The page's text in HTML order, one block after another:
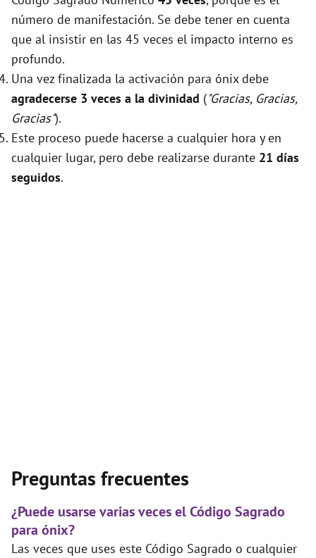
número de manifestación. Se debe tener en cuenta
que al insistir en las 45 veces el impacto interno es
profundo.
Una vez finalizada la activación para ónix debe
agradecerse 3 veces a la divinidad ("Gracias, Gracias,
Gracias").
Este proceso puede hacerse a cualquier hora y en
cualquier lugar, pero debe realizarse durante 21 días
seguidos.
Preguntas frecuentes
¿Puede usarse varias veces el Código Sagrado
para ónix?
Las veces que uses este Código Sagrado o cualquier